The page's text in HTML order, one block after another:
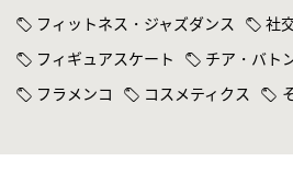
フィットネス・ジャズダンス
社
フィギュアスケート
チア・バト
フラメンコ
コスメティクス